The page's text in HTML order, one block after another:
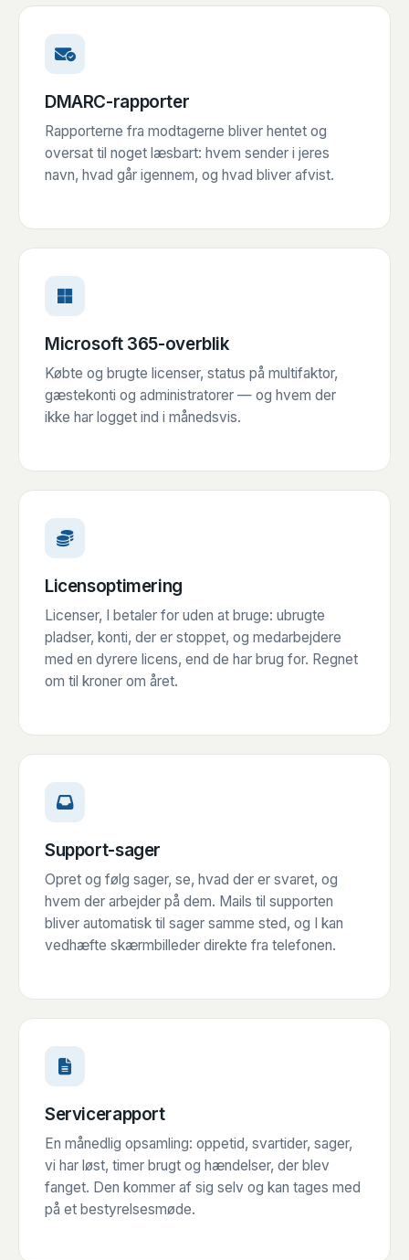
DMARC-rapporter
Rapporterne fra modtagerne bliver hentet og
oversat til noget læsbart: hvem sender i jeres
navn, hvad går igennem, og hvad bliver afvist.
Microsoft 365-overblik
Købte og brugte licenser, status på multifaktor,
gæstekonti og administratorer — og hvem der
ikke har logget ind i månedsvis.
Licensoptimering
Licenser, I betaler for uden at bruge: ubrugte
pladser, konti, der er stoppet, og medarbejdere
med en dyrere licens, end de har brug for. Regnet
om til kroner om året.
Support-sager
Opret og følg sager, se, hvad der er svaret, og
hvem der arbejder på dem. Mails til supporten
bliver automatisk til sager samme sted, og I kan
vedhæfte skærmbilleder direkte fra telefonen.
Servicerapport
En månedlig opsamling: oppetid, svartider, sager,
vi har løst, timer brugt og hændelser, der blev
fanget. Den kommer af sig selv og kan tages med
på et bestyrelsesmøde.